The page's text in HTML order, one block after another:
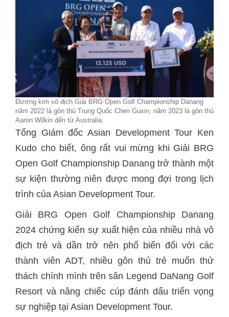
Đương kim vô địch Giải BRG Open Golf Championship Danang
năm 2022 là gôn thủ Trung Quốc Chen Guxin, năm 2023 là gôn thủ
Aaron Wilkin đến từ Australia.
Tổng Giám đốc Asian Development Tour Ken
Kudo cho biết, ông rất vui mừng khi Giải BRG
Open Golf Championship Danang trở thành một
sự kiện thường niên được mong đợi trong lịch
trình của Asian Development Tour.
Giải BRG Open Golf Championship Danang
2024 chứng kiến sự xuất hiện của nhiều nhà vô
địch trẻ và dần trở nên phổ biến đối với các
thành viên ADT, nhiều gôn thủ trẻ muốn thử
thách chính mình trên sân Legend DaNang Golf
Resort và nâng chiếc cúp đánh dấu triển vọng
sự nghiệp tại Asian Development Tour.